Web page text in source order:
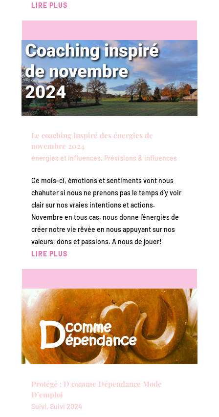
LIRE PLUS
Le coaching inspiré des énergies de
novembre 2024
énergies et influences, Prévisions & influences
Ce mois-ci, émotions et sentiments vont nous
chahuter si nous ne prenons pas le temps d’y voir
clair sur nos vraies intentions et actions.
Novembre en tous cas, nous donne l’énergies de
créer notre vie rêvée en nous appuyant sur nos
valeurs, dons et passions. A nous de jouer!
LIRE PLUS
Protégé : D comme Dépendance Mode
D’emploi
Suivi, Suivi 2024